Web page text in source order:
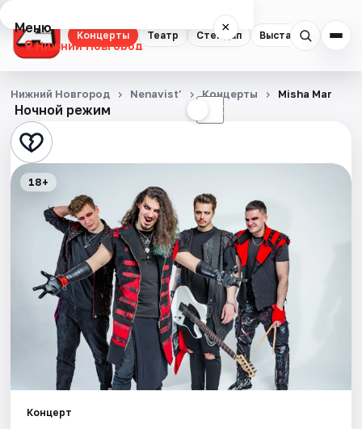
Концерты Театр Стендап Выставки
Меню ×
Нижний Новгород
Концерты
Театр
Стендап
Выставки
Квесты
Экскурсии
Спорт
События
Ночной режим ☾
Нижний Новгород Nenavist’ Концерты Misha Mar
18+
Концерт